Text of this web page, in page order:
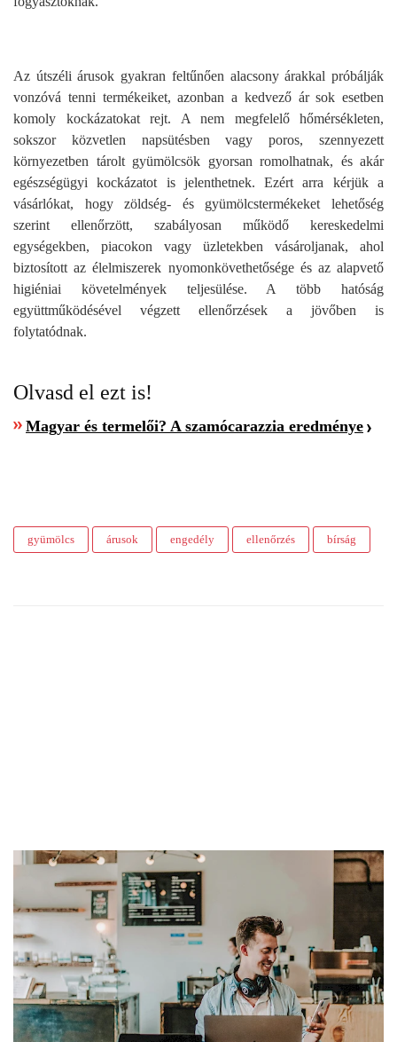
Az útszéli árusok gyakran feltűnően alacsony árakkal próbálják
vonzóvá tenni termékeiket, azonban a kedvező ár sok esetben
komoly kockázatokat rejt. A nem megfelelő hőmérsékleten,
sokszor közvetlen napsütésben vagy poros, szennyezett
környezetben tárolt gyümölcsök gyorsan romolhatnak, és akár
egészségügyi kockázatot is jelenthetnek. Ezért arra kérjük a
vásárlókat, hogy zöldség- és gyümölcstermékeket lehetőség
szerint ellenőrzött, szabályosan működő kereskedelmi
egységekben, piacokon vagy üzletekben vásároljanak, ahol
biztosított az élelmiszerek nyomonkövethetősége és az alapvető
higiéniai követelmények teljesülése. A több hatóság
együttműködésével végzett ellenőrzések a jövőben is
folytatódnak.
Olvasd el ezt is!
Magyar és termelői? A szamócarazzia eredménye
gyümölcs árusok engedély ellenőrzés bírság